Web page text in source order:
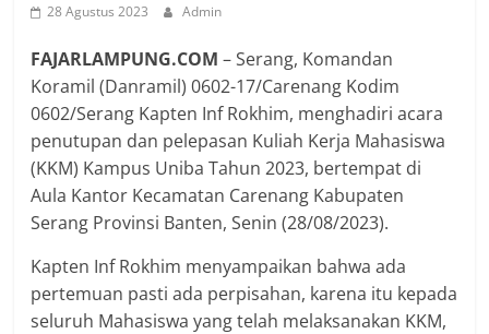
28 Agustus 2023 Admin
FAJARLAMPUNG.COM – Serang, Komandan
Koramil (Danramil) 0602-17/Carenang Kodim
0602/Serang Kapten Inf Rokhim, menghadiri acara
penutupan dan pelepasan Kuliah Kerja Mahasiswa
(KKM) Kampus Uniba Tahun 2023, bertempat di
Aula Kantor Kecamatan Carenang Kabupaten
Serang Provinsi Banten, Senin (28/08/2023).
Kapten Inf Rokhim menyampaikan bahwa ada
pertemuan pasti ada perpisahan, karena itu kepada
seluruh Mahasiswa yang telah melaksanakan KKM,